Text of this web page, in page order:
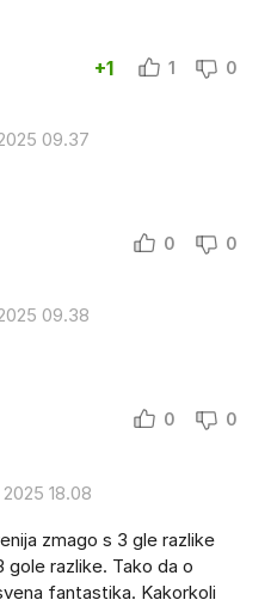
+1 1 0
09.37
0 0
09.38
0 0
2025 18.08
zmago s 3 gle razlike
gole razlike. Tako da o
fantastika. Kakorkoli